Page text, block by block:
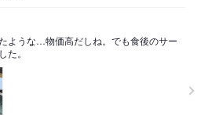
ような…物価高だしね。でも食後のサー
。